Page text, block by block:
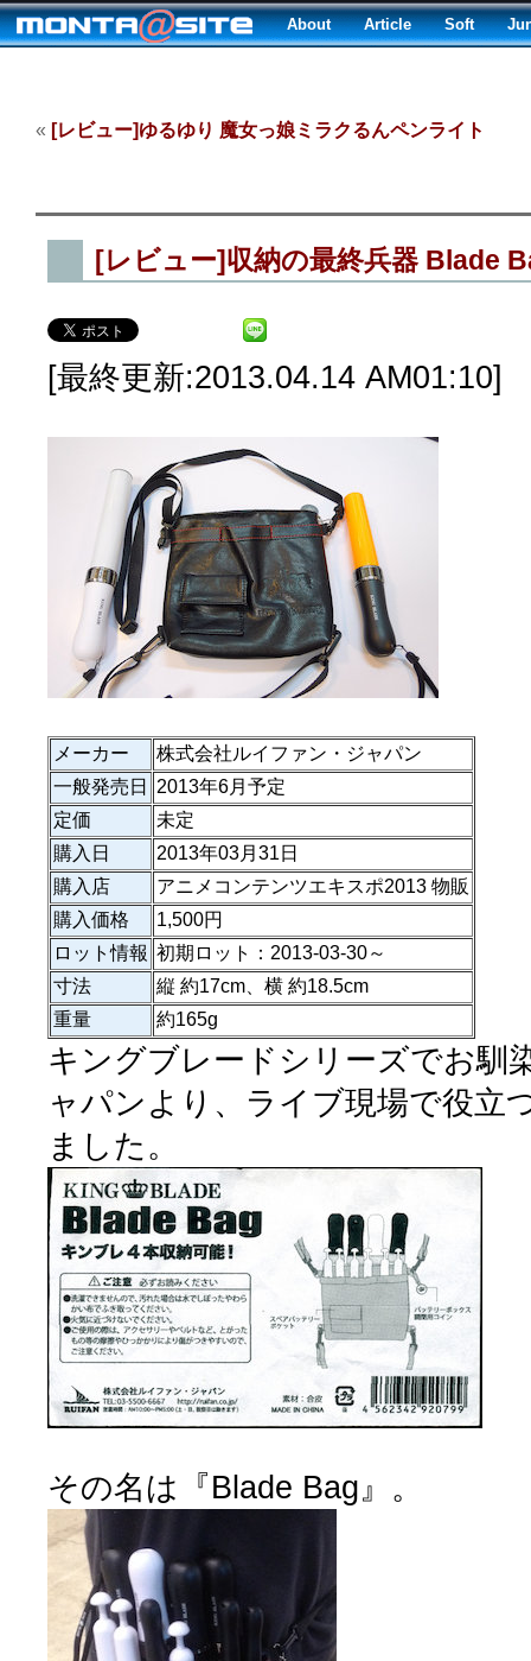
About Article Soft
« [レビュー]ゆるゆり 魔女っ娘ミラクるんペンライト
[レビュー]収納の最終兵器 Blade
[最終更新:2013.04.14 AM01:10]
メーカー
株式会社ルイファン・ジャパン
一般発売日
2013年6月予定
定価
未定
購入日
2013年03月31日
購入店
アニメコンテンツエキスポ2013 物販
購入価格
1,500円
ロット情報 初期ロット：2013-03-30～
寸法
縦 約17cm、横 約18.5cm
重量
約165g
キングブレードシリーズでお馴
ャパンより、ライブ現場で役立
ました。
その名は『Blade Bag』。